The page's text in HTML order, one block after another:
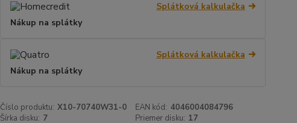
Splátková kalkulačka
Nákup na splátky
Splátková kalkulačka
Nákup na splátky
Číslo produktu: X10-70740W31-0 EAN kód: 4046004084796
Šírka disku: 7 Priemer disku: 17